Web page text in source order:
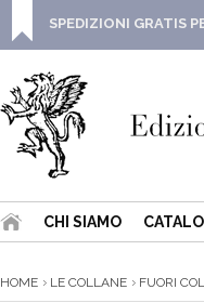
SPEDIZIONI GRATIS
CHI SIAMO
HOME LE COLLANE FUORI